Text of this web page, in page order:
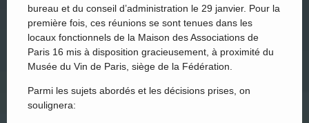
bureau et du conseil d’administration le 29 janvier. Pour la
première fois, ces réunions se sont tenues dans les
locaux fonctionnels de la Maison des Associations de
Paris 16 mis à disposition gracieusement, à proximité du
Musée du Vin de Paris, siège de la Fédération.
Parmi les sujets abordés et les décisions prises, on
soulignera: